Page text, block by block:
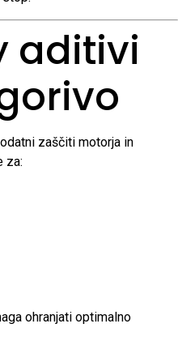
aditivi
zaščiti motorja in
za:
ohranjati optimalno